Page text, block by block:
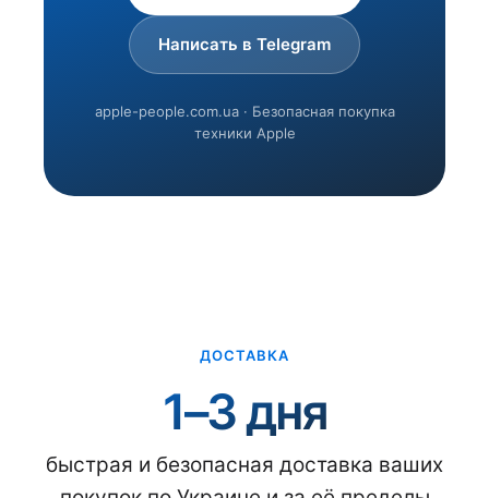
Написать в Telegram
apple-people.com.ua · Безопасная покупка
техники Apple
ДОСТАВКА
1–3 дня
быстрая и безопасная доставка ваших